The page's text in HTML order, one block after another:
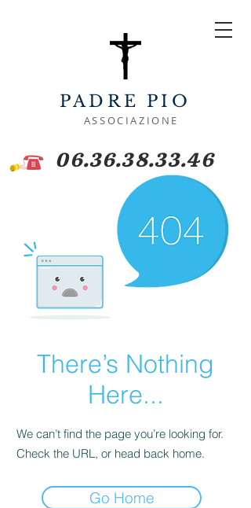
PADRE PIO
ASSOCIAZIONE
06.36.38.33.46
There’s Nothing
Here...
We can’t find the page you’re looking for.
Check the URL, or head back home.
Go Home